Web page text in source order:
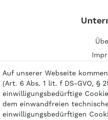
Auf unserer Webseite
(Art. 6 Abs. 1 lit. f DS-GVO, §
einwilligungsbedürftige
dem einwandfreien
einwilligungsbedürftigen